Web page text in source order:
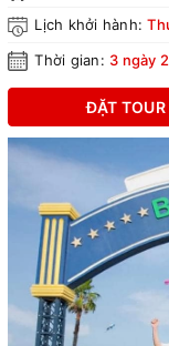
Lịch khởi hành:
Thời gian: 3 ngày
ĐẶT TOUR